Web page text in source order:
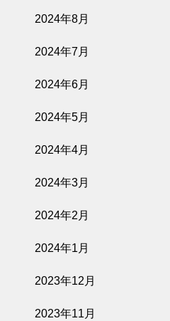
2024年8月
2024年7月
2024年6月
2024年5月
2024年4月
2024年3月
2024年2月
2024年1月
2023年12月
2023年11月